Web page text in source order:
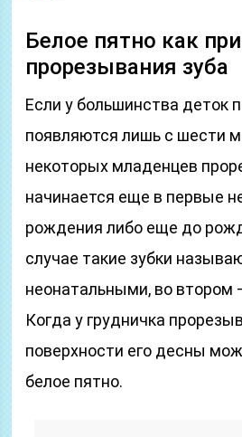
Белое пятно как
прорезывания зуба
Если у большинства деток
появляются лишь с шести
некоторых младенцев
начинается еще в первые
рождения либо еще до
случае такие зубки
неонатальными, во втором
Когда у грудничка
поверхности его десны
белое пятно.